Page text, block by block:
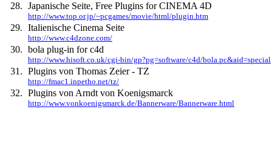
28. Japanische Seite, Free Plugins for CINEMA 4D
http://www.top.or.jp/~pcgames/movie/html/plugin.htm
29. Italienische Cinema Seite
http://www.c4dzone.com/
30. bola plug-in for c4d
http://www.hisoft.co.uk/cgi-bin/gp?pg=software/c4d/bola.pc&aid=special
31. Plugins von Thomas Zeier - TZ
http://fmac1.inpetho.net/tz/
32. Plugins von Arndt von Koenigsmarck
http://www.vonkoenigsmarck.de/Bannerware/Bannerware.html